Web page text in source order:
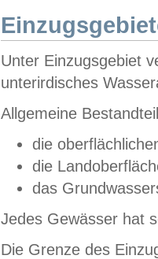
Unter Einzugsgebiet
unterirdisches
Allgemeine
die
die
das
Jedes Gewässer hat
Die Grenze des